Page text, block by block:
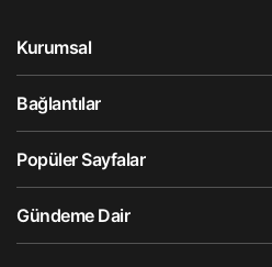
Kurumsal
Bağlantılar
Popüler Sayfalar
Gündeme Dair